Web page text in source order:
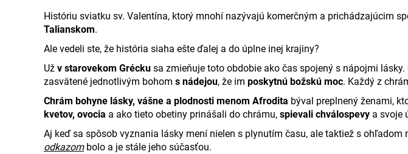
Históriu sviatku sv. Valentína, ktorý mnohí nazývajú komerčným a prichádzajúcim
Talianskom.
Ale vedeli ste, že história siaha ešte ďalej a do úplne inej krajiny?
Už v starovekom Grécku sa zmieňuje toto obdobie ako čas spojený s nápojmi lásky.
zasvätené jednotlivým bohom s nádejou, že im poskytnú božskú moc. Každý z
Chrám bohyne lásky, vášne a plodnosti menom Afrodita býval preplnený ženami,
kvetov, ovocia a ako tieto obetiny prinášali do chrámu, spievali chválospevy a svoje
Aj keď sa spôsob vyznania lásky mení nielen s plynutím času, ale taktiež s ohľadom
odkazom bolo a je stále jeho súčasťou.